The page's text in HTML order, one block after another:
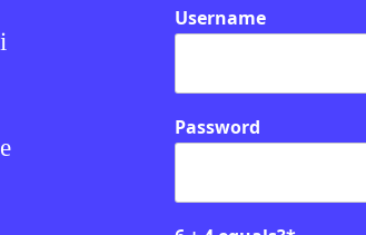
Username
Password